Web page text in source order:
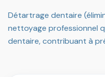
Détartrage dentaire
nettoyage professionnel
dentaire, contribuant à